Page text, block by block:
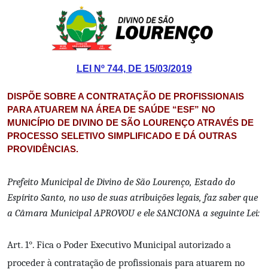
LEI Nº 744, DE 15/03/2019
DISPÕE SOBRE A CONTRATAÇÃO DE PROFISSIONAIS
PARA ATUAREM NA ÁREA DE SAÚDE “ESF” NO
MUNICÍPIO DE DIVINO DE SÃO LOURENÇO ATRAVÉS DE
PROCESSO SELETIVO SIMPLIFICADO E DÁ OUTRAS
PROVIDÊNCIAS.
Prefeito Municipal de Divino de São Lourenço, Estado do
Espírito Santo, no uso de suas atribuições legais, faz saber que
a Câmara Municipal APROVOU e ele SANCIONA a seguinte Lei:
Art. 1°. Fica o Poder Executivo Municipal autorizado a
proceder à contratação de profissionais para atuarem no